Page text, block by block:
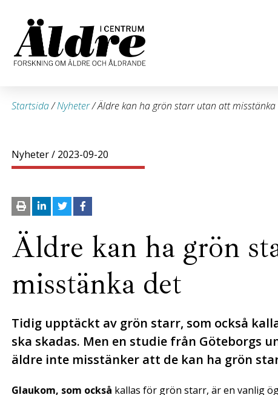
Startsida/Nyheter/Äldre kan ha grön starr utan att misstänka
Nyheter/ 2023-09-20
Äldre kan ha grön
misstänka det
Tidig upptäckt av grön starr, som också
ska skadas. Men en studie från Göteborgs
äldre inte misstänker att de kan ha grön
Glaukom, som också kallas för grön starr, är en vanlig